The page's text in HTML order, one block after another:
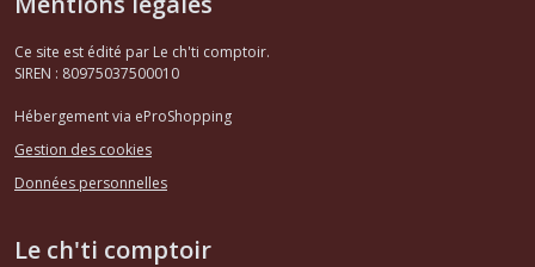
Ce site est édité par Le ch'ti comptoir.
SIREN : 80975037500010
Hébergement via eProShopping
Gestion des cookies
Données personnelles
Le ch'ti comptoir